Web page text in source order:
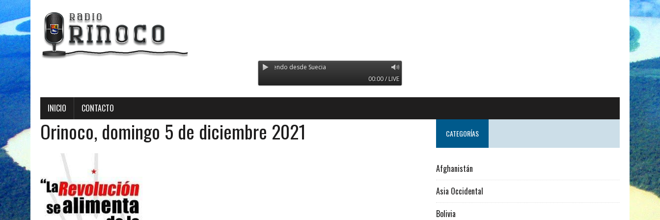
Radio Orinoco - Transmitiendo desde Suecia
00:00 / LIVE
INICIO CONTACTO
Orinoco, domingo 5 de diciembre 2021 CATEGORÍAS
Afghanistán
Asia Occidental
Bolivia